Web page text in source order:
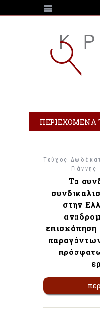
https://e-krisi.gr/wp-
ΠΕΡΙΕΧΌΜΕΝΑ
Τεύχος
Τα
στην
επισκόπηση